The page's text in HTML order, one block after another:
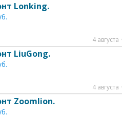
Lonking.
4 августа
LiuGong.
4 августа
Zoomlion.